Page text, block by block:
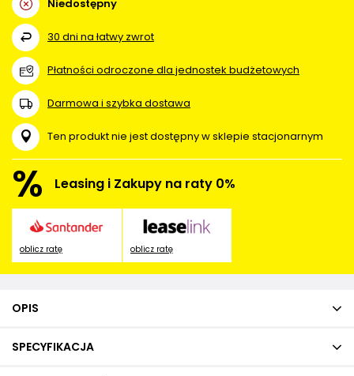
Niedostępny
30 dni na łatwy zwrot
Płatności odroczone dla jednostek budżetowych
Darmowa i szybka dostawa
Ten produkt nie jest dostępny w sklepie stacjonarnym
% Leasing i Zakupy na raty 0%
oblicz ratę oblicz ratę
OPIS
SPECYFIKACJA